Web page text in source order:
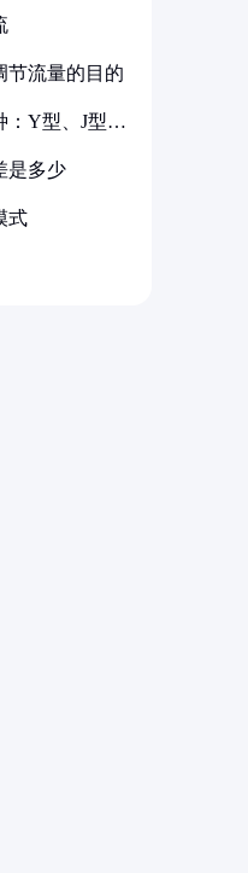
节流量的目的
：Y型、J型、
是多少
式